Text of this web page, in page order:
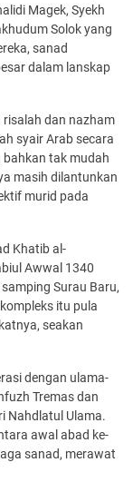
Magek, Syekh
Solok yang
sanad
dalam lanskap
risalah dan nazham
syair Arab secara
tak mudah
masih dilantunkan
murid pada
Khatib al-
Awwal 1340
Surau Baru,
itu pula
seakan
dengan ulama-
Tremas dan
Nahdlatul Ulama.
awal abad ke-
sanad, merawat